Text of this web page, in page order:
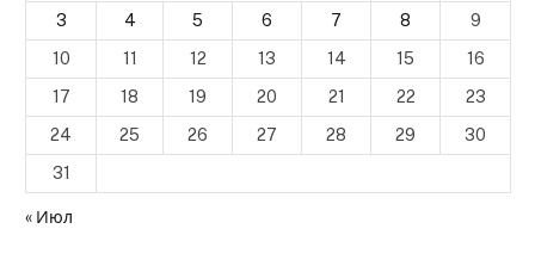
3
4 5 6 7 8
9
10
11 12 13 14 15
16
17
18 19 20 21 22
23
24
25 26 27 28 29
30
31
« Июл